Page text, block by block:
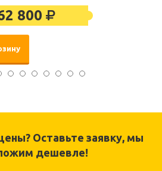
800
Оставьте заявку, мы
дешевле!